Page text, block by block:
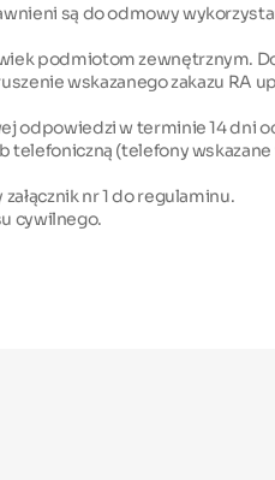
są do odmowy
podmiotom zewnętrznym.
wskazanego zakazu RA
odpowiedzi w terminie 14 dni
(telefony
nr 1 do regulaminu.
cywilnego.